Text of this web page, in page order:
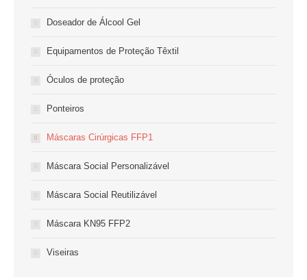
Doseador de Álcool Gel
Equipamentos de Proteção Têxtil
Óculos de proteção
Ponteiros
Máscaras Cirúrgicas FFP1
Máscara Social Personalizável
Máscara Social Reutilizável
Máscara KN95 FFP2
Viseiras